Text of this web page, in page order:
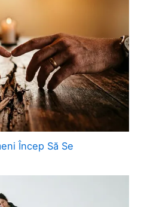
Încep Să Se